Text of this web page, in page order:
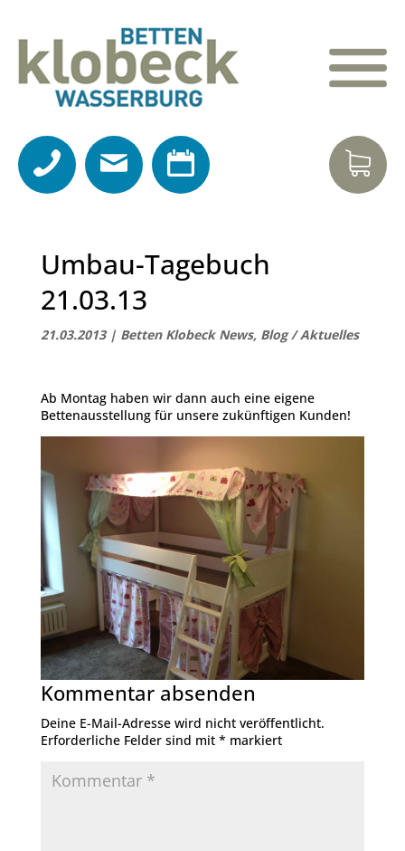
Umbau-Tagebuch
21.03.13
21.03.2013| Betten Klobeck News, Blog / Aktuelles
Ab Montag haben wir dann auch eine eigene
Bettenausstellung für unsere zukünftigen Kunden!
Kommentar absenden
Deine E-Mail-Adresse wird nicht veröffentlicht.
Erforderliche Felder sind mit * markiert